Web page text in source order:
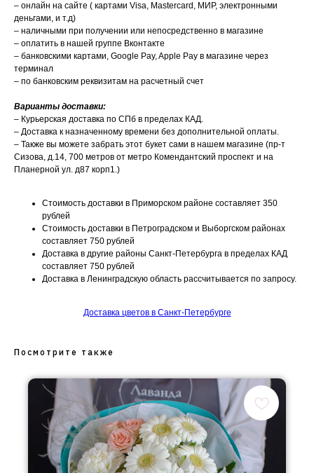
– онлайн на сайте ( картами Visa, Mastercard, МИР, электронными
деньгами, и т.д)
– наличными при получении или непосредственно в магазине
– оплатить в нашей группе Вконтакте
– банковскими картами, Google Pay, Apple Pay в магазине через
терминал
– по банковским реквизитам на расчетный счет
Варианты доставки:
– Курьерская доставка по СПб в пределах КАД.
– Доставка к назначенному времени без дополнительной оплаты.
– Также вы можете забрать этот букет сами в нашем магазине (пр-т
Сизова, д.14, 700 метров от метро Комендантский проспект и на
Планерной ул. д87 корп1.)
Стоимость доставки в Приморском районе составляет 350
рублей
Стоимость доставки в Петроградском и Выборгском районах
составляет 750 рублей
Доставка в другие районы Санкт-Петербурга в пределах КАД
составляет 750 рублей
Доставка в Ленинградскую область рассчитывается по запросу.
Доставка цветов в Санкт-Петербурге
Посмотрите также